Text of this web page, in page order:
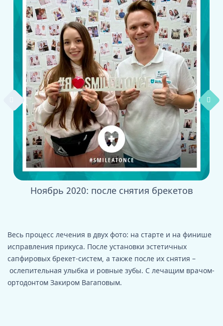
Весь процесс лечения в двух фото: на старте и на финише
исправления прикуса. После установки эстетичных
сапфировых брекет-систем, а также после их снятия –
ослепительная улыбка и ровные зубы. С лечащим врачом-
ортодонтом Закиром Вагаповым.
Ноябрь 2020: после снятия брекетов